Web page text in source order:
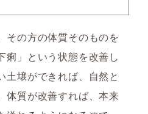
その方の体質そのものを
痢」という状態を改善し
土壌ができれば、自然と
体質が改善すれば、本来